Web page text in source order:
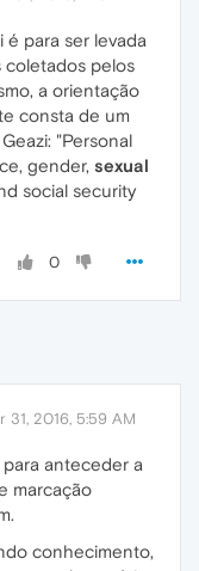
para ser levada
coletados pelos
a orientação
consta de um
"Personal
gender, sexual
social security
0
31, 2016, 5:59 AM
anteceder a
marcação
conhecimento,